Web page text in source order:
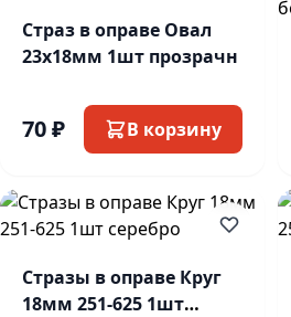
Страз в оправе Овал
23х18мм 1шт прозрачн
70 ₽ В корзину
Стразы в оправе Круг
18мм 251-625 1шт